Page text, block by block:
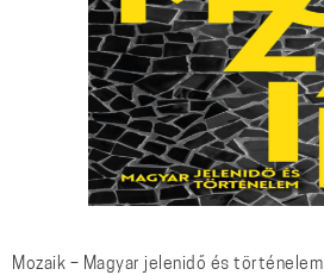
Mozaik – Magyar jelenidő és történelem